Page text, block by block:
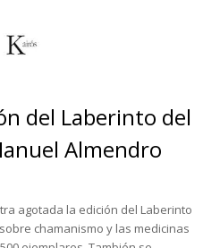
del Laberinto del
Almendro
agotada la edición del Laberinto
chamanismo y las medicinas